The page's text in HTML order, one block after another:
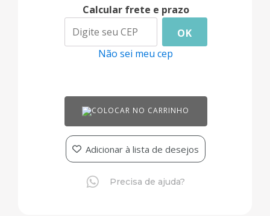
Calcular frete e prazo
OK
Não sei meu cep
COLOCAR NO CARRINHO
Adicionar à lista de desejos
Precisa de ajuda?